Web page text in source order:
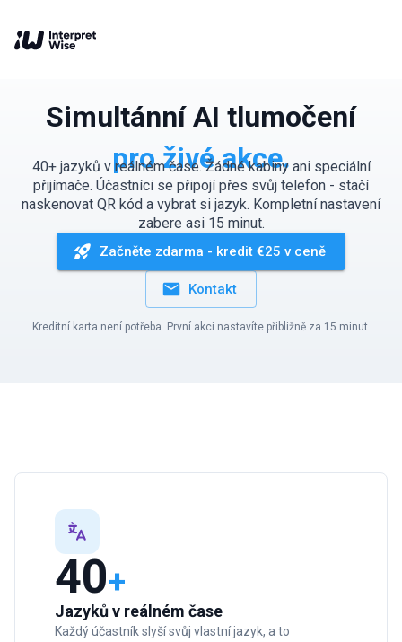
Simultánní AI tlumočení
pro živé akce.
40+ jazyků v reálném čase. Žádné kabiny ani speciální
přijímače. Účastníci se připojí přes svůj telefon - stačí
naskenovat QR kód a vybrat si jazyk. Kompletní nastavení
zabere asi 15 minut.
Začněte zdarma - kredit €25 v ceně
Kontakt
Kreditní karta není potřeba. První akci nastavíte přibližně za 15 minut.
40+
Jazyků v reálném čase
Každý účastník slyší svůj vlastní jazyk, a to